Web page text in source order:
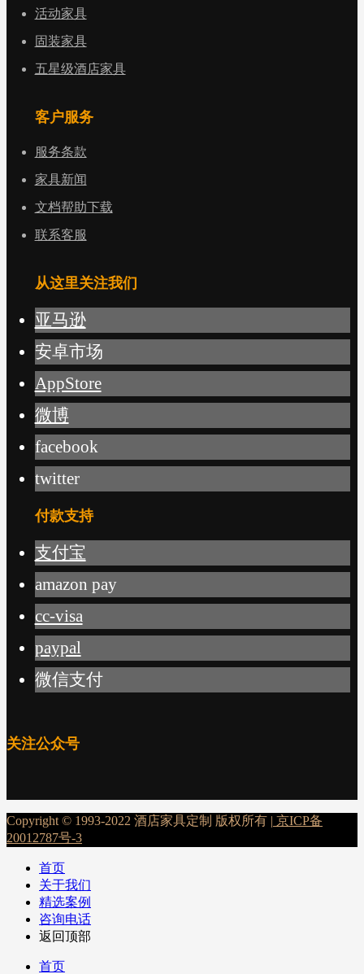
活动家具
固装家具
五星级酒店家具
客户服务
服务条款
家具新闻
文档帮助下载
联系客服
从这里关注我们
亚马逊
安卓市场
AppStore
微博
facebook
twitter
付款支持
支付宝
amazon pay
cc-visa
paypal
微信支付
关注公众号
Copyright © 1993-2022 酒店家具定制 版权所有 | 京ICP备
20012787号-3
首页
关于我们
精选案例
咨询电话
返回顶部
首页